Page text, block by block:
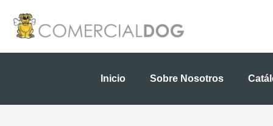
contenido
Inicio Sobre Nosotros